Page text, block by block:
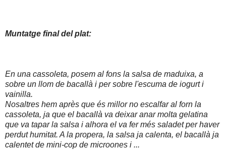
Muntatge final del plat:
En una cassoleta, posem al fons la salsa de maduixa, a
sobre un llom de bacallà i per sobre l'escuma de iogurt i
vainilla.
Nosaltres hem après que és millor no escalfar al forn la
cassoleta, ja que el bacallà va deixar anar molta gelatina
que va tapar la salsa i alhora el va fer més saladet per haver
perdut humitat. A la propera, la salsa ja calenta, el bacallà ja
calentet de mini-cop de microones i ...